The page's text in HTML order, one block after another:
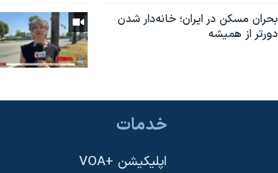
بحران مسکن در ایران؛ خانه‌دار شدن
دورتر از همیشه
خدمات
اپلیکیشن +VOA